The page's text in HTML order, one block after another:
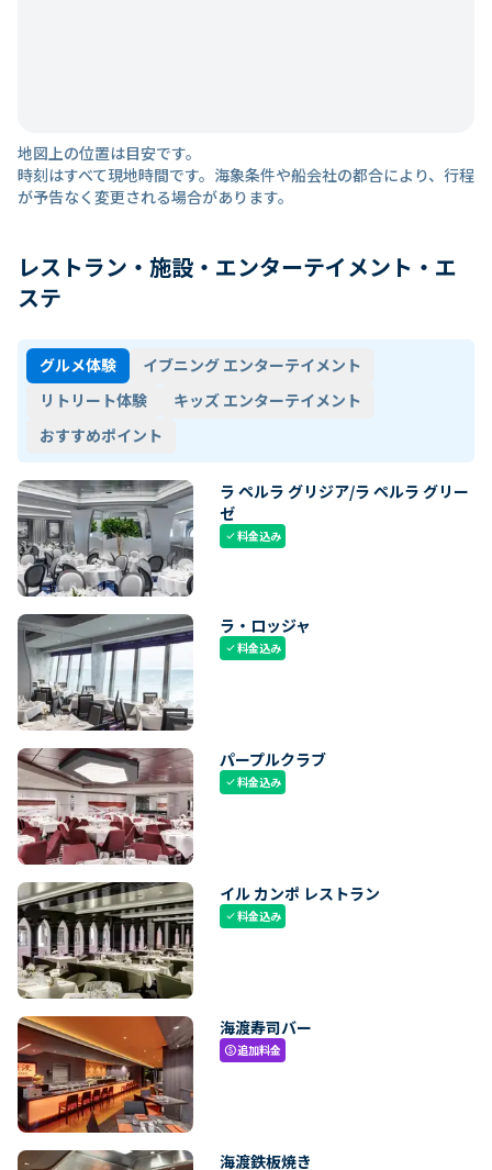
地図上の位置は目安です。
時刻はすべて現地時間です。海象条件や船会社の都合により、行程
が予告なく変更される場合があります。
レストラン・施設・エンターテイメント・エ
ステ
グルメ体験
イブニング エンターテイメント
リトリート体験
キッズ エンターテイメント
おすすめポイント
ラ ペルラ グリジア/ラ ペルラ グリー
ゼ
check料金込み
ラ・ロッジャ
check料金込み
パープルクラブ
check料金込み
イル カンポ レストラン
check料金込み
海渡寿司バー
paid追加料金
海渡鉄板焼き